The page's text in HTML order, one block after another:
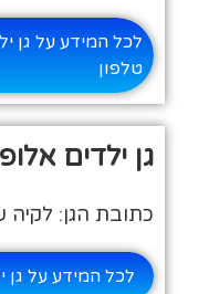
לכל המידע על גן
טלפון
גן ילדים
כתובת הגן: לקיה
לכל המידע על גן